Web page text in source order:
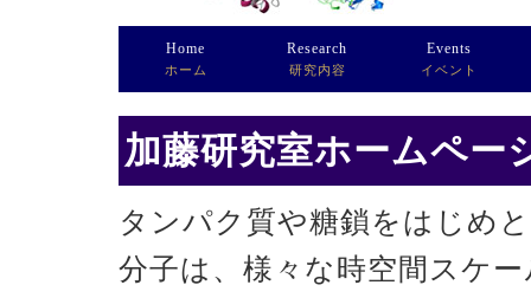
Home
ホーム
Research
研究内容
Events
イベント
加藤研究室ホームペー
タンパク質や糖鎖をはじめ
分子は、様々な時空間スケ